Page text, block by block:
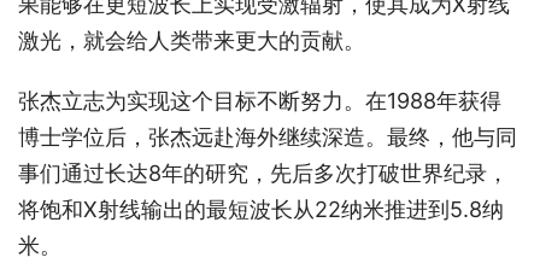
激光，就会给人类带来更大的贡献。
张杰立志为实现这个目标不断努力。在1988年获得
博士学位后，张杰远赴海外继续深造。最终，他与同
事们通过长达8年的研究，先后多次打破世界纪录，
将饱和X射线输出的最短波长从22纳米推进到5.8纳
米。